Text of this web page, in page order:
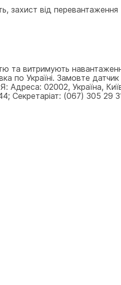
захист від
та витримують
Україні. Замовте
Адреса: 02002, Україна,
Секретаріат: (067) 305 29